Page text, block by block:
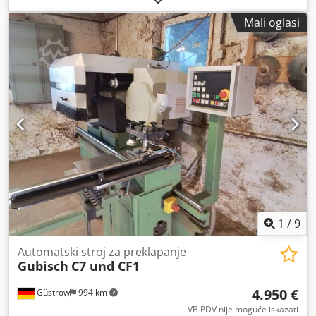
Mali oglasi
1 /9
Güstrow 994 km
Automatski stroj za preklapanje
Gubisch C7 und CF1
4.950 €
VB PDV nije moguće iskazati